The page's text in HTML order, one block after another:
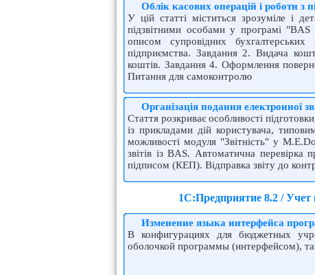
Облік касових операцій і роботи з
У цій статті міститься зрозуміле і
підзвітними особами у програмі "BAS
описом супровідних
підприємства. Завдання 2. Видача
коштів. Завдання 4. Оформлення
Питання для самоконтролю
Організація подання електронної
Стаття розкриває особливості
із прикладами дій користувача,
можливості модуля "Звітність" у
звітів із BAS. Автоматична перевірка
підписом (КЕП). Відправка звіту до
1С:Предприятие 8.2 /
Изменение языка интерфейса
В конфигурациях для бюджетных
оболочкой программы (интерфейсом),